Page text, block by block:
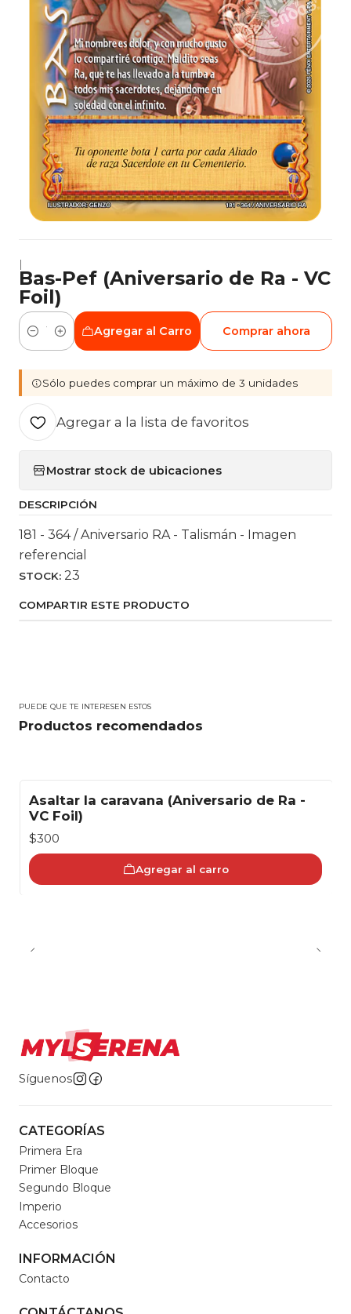
|
Bas-Pef (Aniversario de Ra - VC
Foil)
Cantidad
Agregar al Carro Comprar ahora
Sólo puedes comprar un máximo de 3 unidades
Agregar a la lista de favoritos
Mostrar stock de ubicaciones
DESCRIPCIÓN
181 - 364 / Aniversario RA - Talismán - Imagen
referencial
STOCK: 23
COMPARTIR ESTE PRODUCTO
PUEDE QUE TE INTERESEN ESTOS
Productos recomendados
Asaltar la caravana (Aniversario de Ra -
VC Foil)
$300
Agregar al carro
Síguenos
CATEGORÍAS
Primera Era
Primer Bloque
Segundo Bloque
Imperio
Accesorios
INFORMACIÓN
Contacto